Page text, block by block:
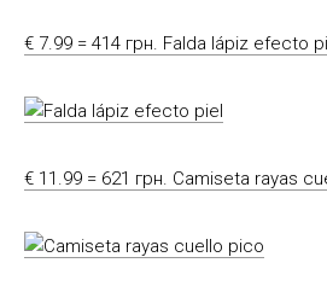
€ 7.99 = 414 грн. Falda lápiz efecto
€ 11.99 = 621 грн. Camiseta rayas